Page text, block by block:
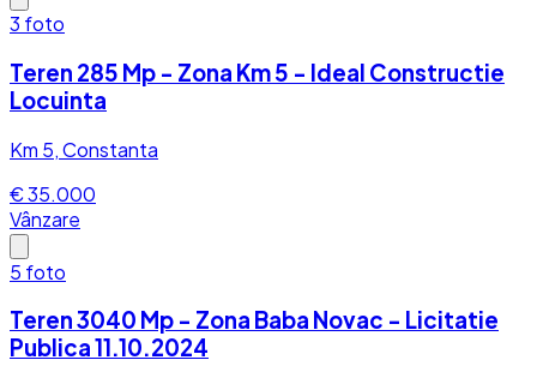
3 foto
Teren 285 Mp - Zona Km 5 - Ideal Constructie
Locuinta
Km 5, Constanta
€ 35.000
Vânzare
5 foto
Teren 3040 Mp - Zona Baba Novac - Licitatie
Publica 11.10.2024